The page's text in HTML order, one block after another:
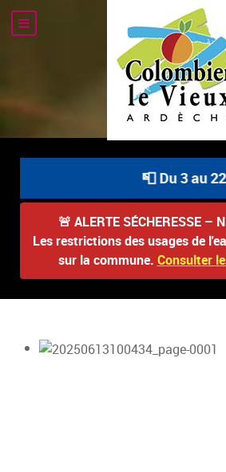
📮 Du 3 au
🚨 ALERTE SÉCHERESSE –
Les restrictions des usages de
sur la commune. Consulter